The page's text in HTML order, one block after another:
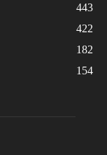
443
422
182
154